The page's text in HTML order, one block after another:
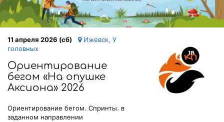
11 апреля 2026 (сб)
Ижевск, У
головных
Ориентирование
бегом «На опушке
Аксиона» 2026
Ориентирование бегом. Спринты. в
заданном направлении